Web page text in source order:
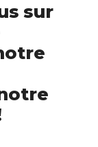
sur